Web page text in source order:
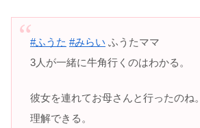
#ふうた #みらい ふうたママ
3人が一緒に牛角行くのはわかる。
彼女を連れてお母さんと行ったのね。
理解できる。